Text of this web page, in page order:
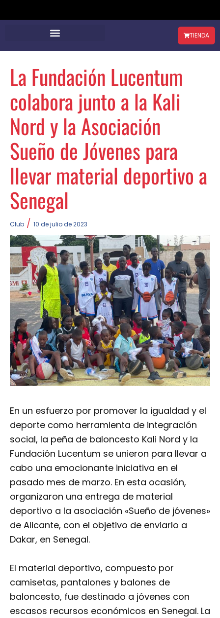
TIENDA
La Fundación Lucentum
colabora junto a la Kali
Nord y la Asociación
Sueño de Jóvenes para
llevar material deportivo a
Senegal
Club / 10 de julio de 2023
En un esfuerzo por promover la igualdad y el
deporte como herramienta de integración
social, la peña de baloncesto Kali Nord y la
Fundación Lucentum se unieron para llevar a
cabo una emocionante iniciativa en el
pasado mes de marzo. En esta ocasión,
organizaron una entrega de material
deportivo a la asociación «Sueño de jóvenes»
de Alicante, con el objetivo de enviarlo a
Dakar, en Senegal.
El material deportivo, compuesto por
camisetas, pantalones y balones de
baloncesto, fue destinado a jóvenes con
escasos recursos económicos en Senegal. La